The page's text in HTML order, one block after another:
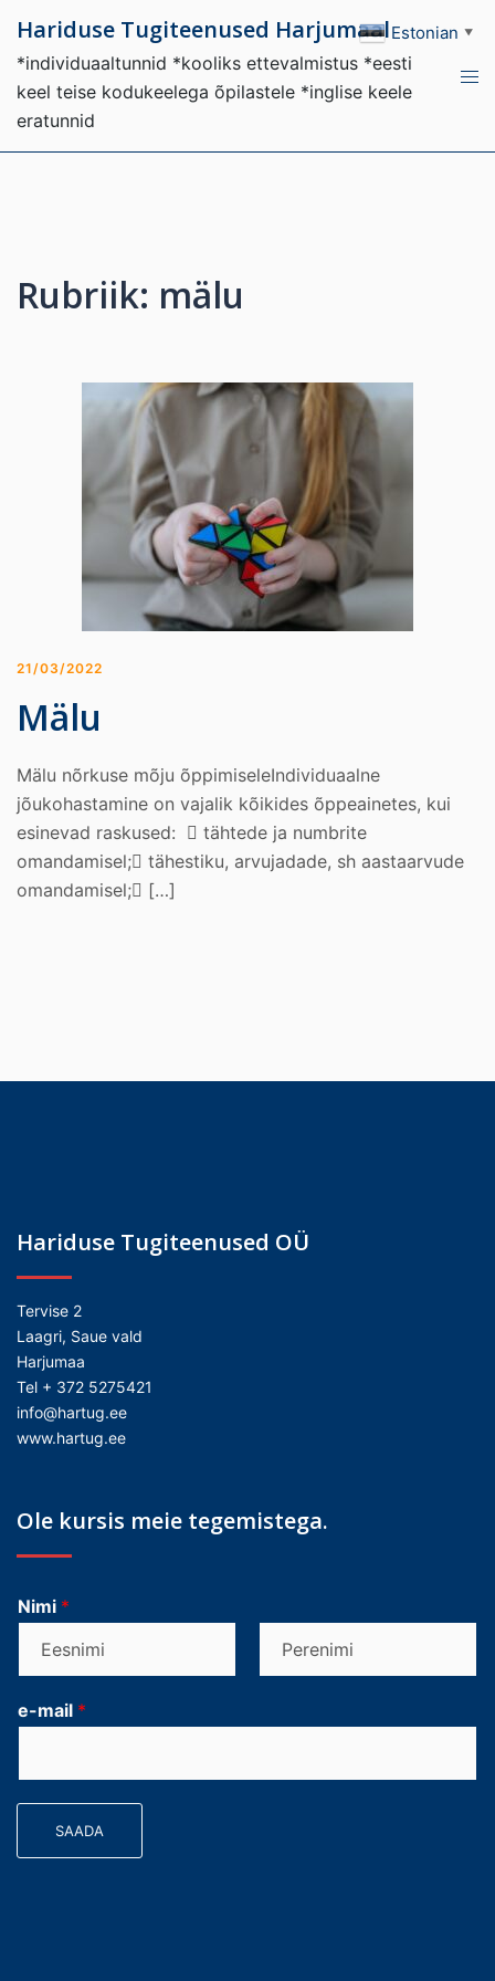
content
Hariduse Tugiteenused Harjumaal
*individuaaltunnid *kooliks ettevalmistus *eesti
keel teise kodukeelega õpilastele *inglise keele
eratunnid
Rubriik: mälu
21/03/2022
Mälu
Mälu nõrkuse mõju õppimiseleIndividuaalne
jõukohastamine on vajalik kõikides õppeainetes, kui
esinevad raskused:  tähtede ja numbrite
omandamisel; tähestiku, arvujadade, sh aastaarvude
omandamisel; […]
Hariduse Tugiteenused OÜ
Tervise 2
Laagri, Saue vald
Harjumaa
Tel + 372 5275421
info@hartug.ee
www.hartug.ee
Ole kursis meie tegemistega.
Nimi *
r
e-mail *
SAADA
Estonian ▼